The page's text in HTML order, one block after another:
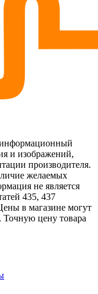
и изображений,
производителя.
желаемых
не является
435, 437
в магазине могут
Точную цену товара